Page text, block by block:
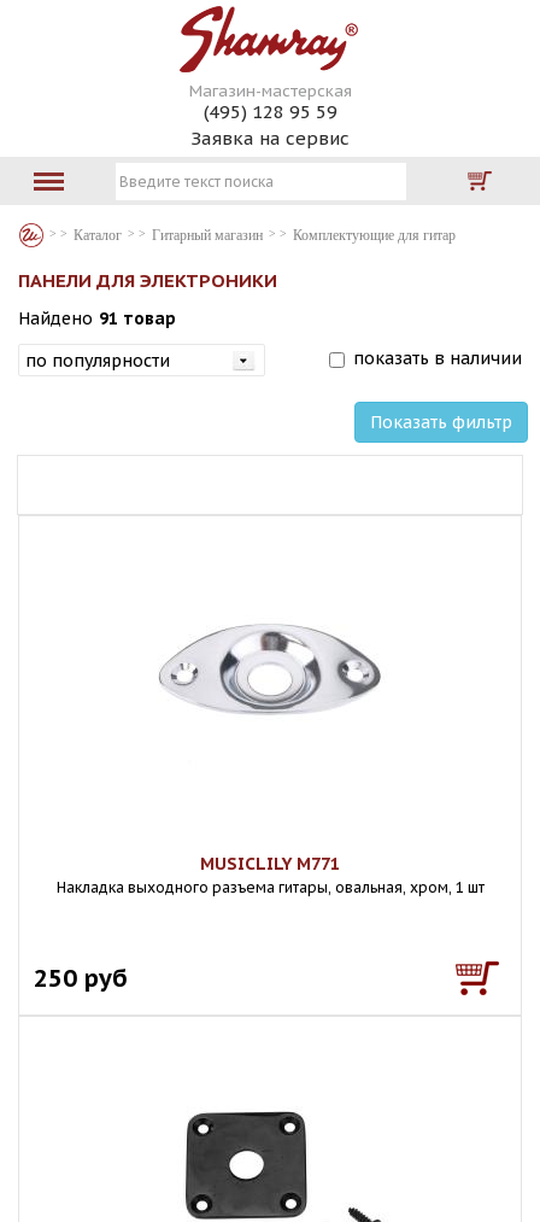
Магазин-мастерская
(495) 128 95 59
Заявка на сервис
Каталог Гитарный магазин Комплектующие для гитар
ПАНЕЛИ ДЛЯ ЭЛЕКТРОНИКИ
Найдено 91 товар
показать в наличии
Показать фильтр
MUSICLILY M771
Накладка выходного разъема гитары, овальная, хром, 1 шт
250 руб